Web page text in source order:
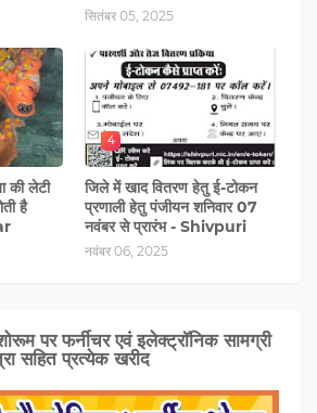
सितंबर 05, 2025
की लेटी
है
4
जिले में खाद वितरण हेतु ई-टोकन
प्रणाली हेतु पंजीयन शनिवार 07
नवंबर से प्रारंभ - Shivpuri
नवंबर 06, 2025
पर फर्नीचर एवं इलेक्ट्रॉनिक सामग्री
सहित प्रत्‍येक खरीद